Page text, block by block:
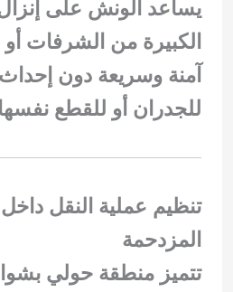
يساعد الونش على
الكبيرة من الشرفات أو
آمنة وسريعة دون
للجدران أو للقطع
تنظيم عملية النقل
المزدحمة
تتميز منطقة حولي